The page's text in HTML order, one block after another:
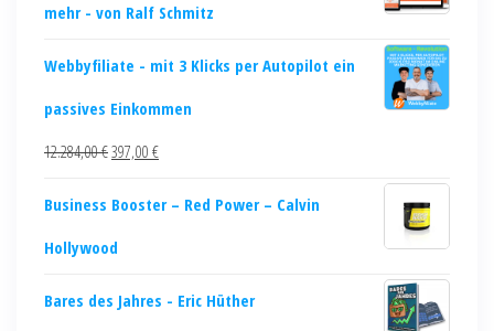
mehr - von Ralf Schmitz
Webbyfiliate - mit 3 Klicks per Autopilot ein
passives Einkommen
12.284,00€397,00 €
Business Booster – Red Power – Calvin
Hollywood
Bares des Jahres - Eric Hüther